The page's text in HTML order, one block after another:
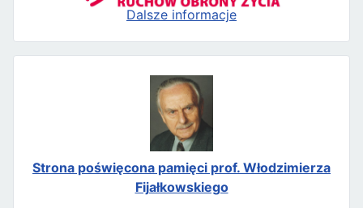
Strona poświęcona pamięci prof. Włodzimierza
Fijałkowskiego
Dalsze informacje